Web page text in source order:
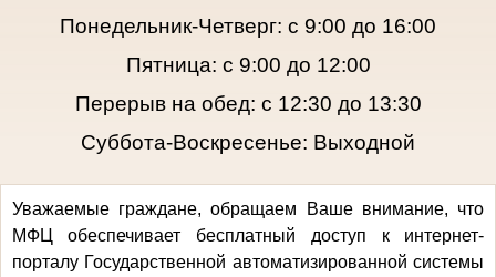
Понедельник-Четверг: с 9:00 до 16:00
Пятница: с 9:00 до 12:00
Перерыв на обед: с 12:30 до 13:30
Суббота-Воскресенье: Выходной
Уважаемые граждане, обращаем Ваше внимание, что
МФЦ обеспечивает бесплатный доступ к интернет-
порталу Государственной автоматизированной системы